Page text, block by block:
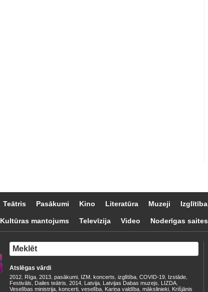
Teātris Pasākumi Kino Literatūra Muzeji Izglītība
Kultūras mantojums Televīzija Video Noderīgas saites
Atslēgas vārdi
2012 Rīga 2013 pasākumi IZM koncerts izglītība COVID-19 Izstāde
Festivāls Dailes teātris 2014 Latvija Latvijas Dabas muzejs LIZDA
Veselības ministrija koncerti veselība Kariņa valdība mākslinieki Krišjānis